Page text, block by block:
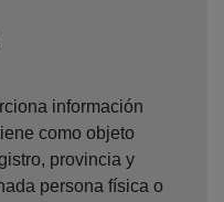
información
como objeto
provincia y
persona física o